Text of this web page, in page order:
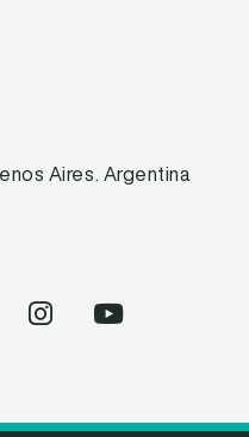
Aires. Argentina